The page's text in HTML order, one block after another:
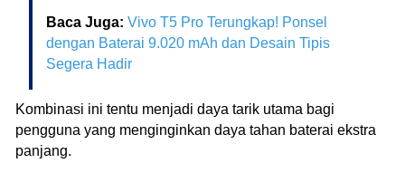
Baca Juga: Vivo T5 Pro Terungkap! Ponsel
dengan Baterai 9.020 mAh dan Desain Tipis
Segera Hadir
Kombinasi ini tentu menjadi daya tarik utama bagi
pengguna yang menginginkan daya tahan baterai ekstra
panjang.